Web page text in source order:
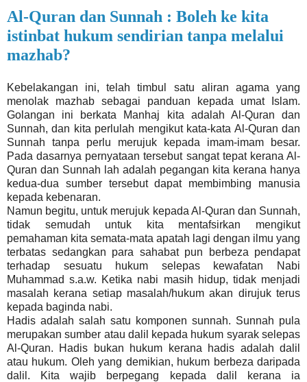
Al-Quran dan Sunnah : Boleh ke kita
istinbat hukum sendirian tanpa melalui
mazhab?
Kebelakangan ini, telah timbul satu aliran agama yang
menolak mazhab sebagai panduan kepada umat Islam.
Golangan ini berkata Manhaj kita adalah Al-Quran dan
Sunnah, dan kita perlulah mengikut kata-kata Al-Quran dan
Sunnah tanpa perlu merujuk kepada imam-imam besar.
Pada dasarnya pernyataan tersebut sangat tepat kerana Al-
Quran dan Sunnah lah adalah pegangan kita kerana hanya
kedua-dua sumber tersebut dapat membimbing manusia
kepada kebenaran.
Namun begitu, untuk merujuk kepada Al-Quran dan Sunnah,
tidak semudah untuk kita mentafsirkan mengikut
pemahaman kita semata-mata apatah lagi dengan ilmu yang
terbatas sedangkan para sahabat pun berbeza pendapat
terhadap sesuatu hukum selepas kewafatan Nabi
Muhammad s.a.w. Ketika nabi masih hidup, tidak menjadi
masalah kerana setiap masalah/hukum akan dirujuk terus
kepada baginda nabi.
Hadis adalah salah satu komponen sunnah. Sunnah pula
merupakan sumber atau dalil kepada hukum syarak selepas
Al-Quran. Hadis bukan hukum kerana hadis adalah dalil
atau hukum. Oleh yang demikian, hukum berbeza daripada
dalil. Kita wajib berpegang kepada dalil kerana ia